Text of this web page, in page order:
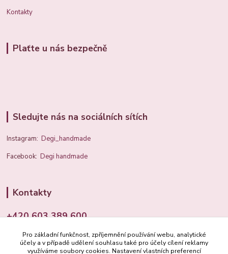
Kontakty
Plaťte u nás bezpečně
Sledujte nás na sociálních sítích
Instagram:Degi_handmade
Facebook:Degi handmade
Kontakty
+420 603 389 600
info@degi.cz
Pro základní funkčnost, zpříjemnění používání webu, analytické
účely a v případě udělení souhlasu také pro účely cílení reklamy
využíváme soubory cookies. Nastavení vlastních preferencí